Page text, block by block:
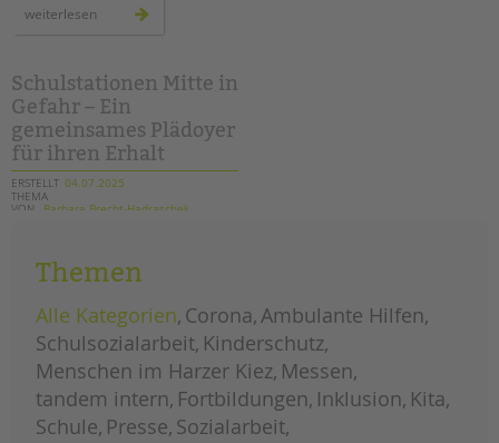
weiterlesen
#unkürzbar:
der
sozialen
infrastruktur
–
auch
an
schulen!
Schulstationen Mitte in
Gefahr – Ein
gemeinsames Plädoyer
für ihren Erhalt
ERSTELLT 04.07.2025
THEMA
VON
Barbara Brecht-Hadraschek
Mitte um ihre Schulstationen
weiterlesenschulstationen
mitte
in
gefahr
–
ein
gemeinsames
plädoyer
Themen
Alle Kategorien Corona Ambulante Hilfen
Schulsozialarbeit Kinderschutz
Menschen im Harzer Kiez Messen
tandem intern Fortbildungen Inklusion Kita
Schule Presse Sozialarbeit